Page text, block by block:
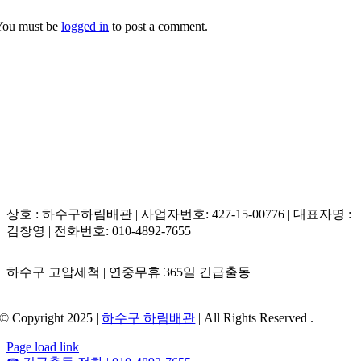
must be logged in to post a comment.
상호 : 하수구하림배관 | 사업자번호: 427-15-00776 | 대표자명 :
김창영 | 전화번호: 010-4892-7655
하수구 고압세척 | 연중무휴 365일 긴급출동
© Copyright 2025 |하수구 하림배관 | All Rights Reserved .
Page load link